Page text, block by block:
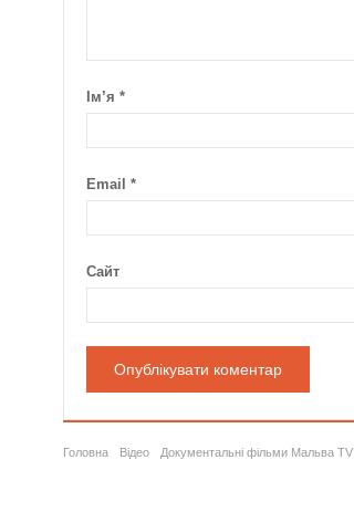
Ім’я *
Email *
Сайт
Головна Відео Документальні фільми Мальва TV